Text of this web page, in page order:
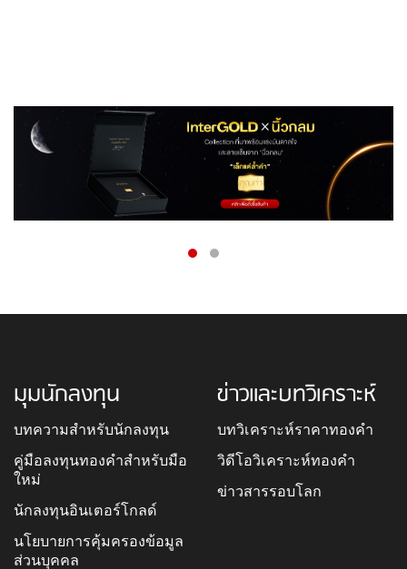
มุมนักลงทุน
บทความสำหรับนักลงทุน
คู่มือลงทุนทองคำสำหรับมือ
ใหม่
นักลงทุนอินเตอร์โกลด์
นโยบายการคุ้มครองข้อมูล
ส่วนบุคคล
ข่าวและบทวิเคราะห์
บทวิเคราะห์ราคาทองคำ
วิดีโอวิเคราะห์ทองคำ
ข่าวสารรอบโลก